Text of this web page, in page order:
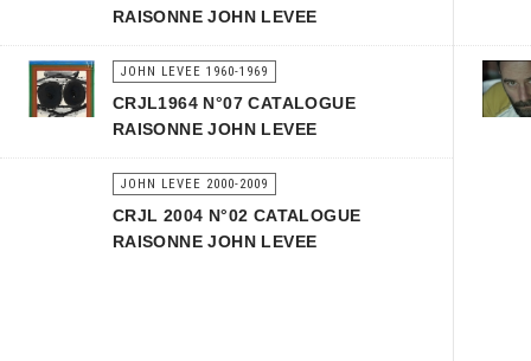
RAISONNE JOHN LEVEE
JOHN LEVEE 1960-1969
CRJL1964 N°07 CATALOGUE
RAISONNE JOHN LEVEE
JOHN LEVEE 2000-2009
CRJL 2004 N°02 CATALOGUE
RAISONNE JOHN LEVEE